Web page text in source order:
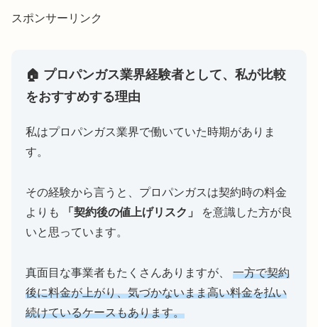
スポンサーリンク
🏠 プロパンガス業界経験者として、私が比較
をおすすめする理由
私はプロパンガス業界で働いていた時期がありま
す。
その経験から言うと、プロパンガスは契約時の料金
よりも
「契約後の値上げリスク」
を意識した方が良
いと思っています。
真面目な事業者もたくさんありますが、 一方で契約
後に料金が上がり、気づかないまま高い料金を払い
続けているケースもあります。